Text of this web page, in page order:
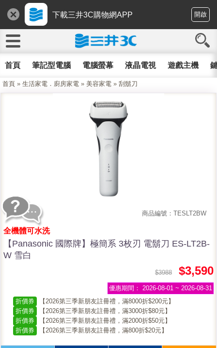
下載三井3C購物網APP 開啟
首頁 筆記型電腦 電腦螢幕 液晶電視 遊戲主機
首頁 » 生活家電．廚房家電 » 美容家電 » 刮鬍刀
商品編號：TESLT2BW
全機體可水洗
【Panasonic 國際牌】極簡系 3枚刃 電鬍刀 ES-LT2B-
W 雪白
$3988 $3,590
優惠期間： 2026-08-01 ~ 2026-08-31
折價券
【2026第三季新朋友註冊禮，滿8000折$200元】
折價券
【2026第三季新朋友註冊禮，滿3000折$80元】
折價券
【2026第三季新朋友註冊禮，滿2000折$50元】
折價券
【2026第三季新朋友註冊禮，滿800折$20元】